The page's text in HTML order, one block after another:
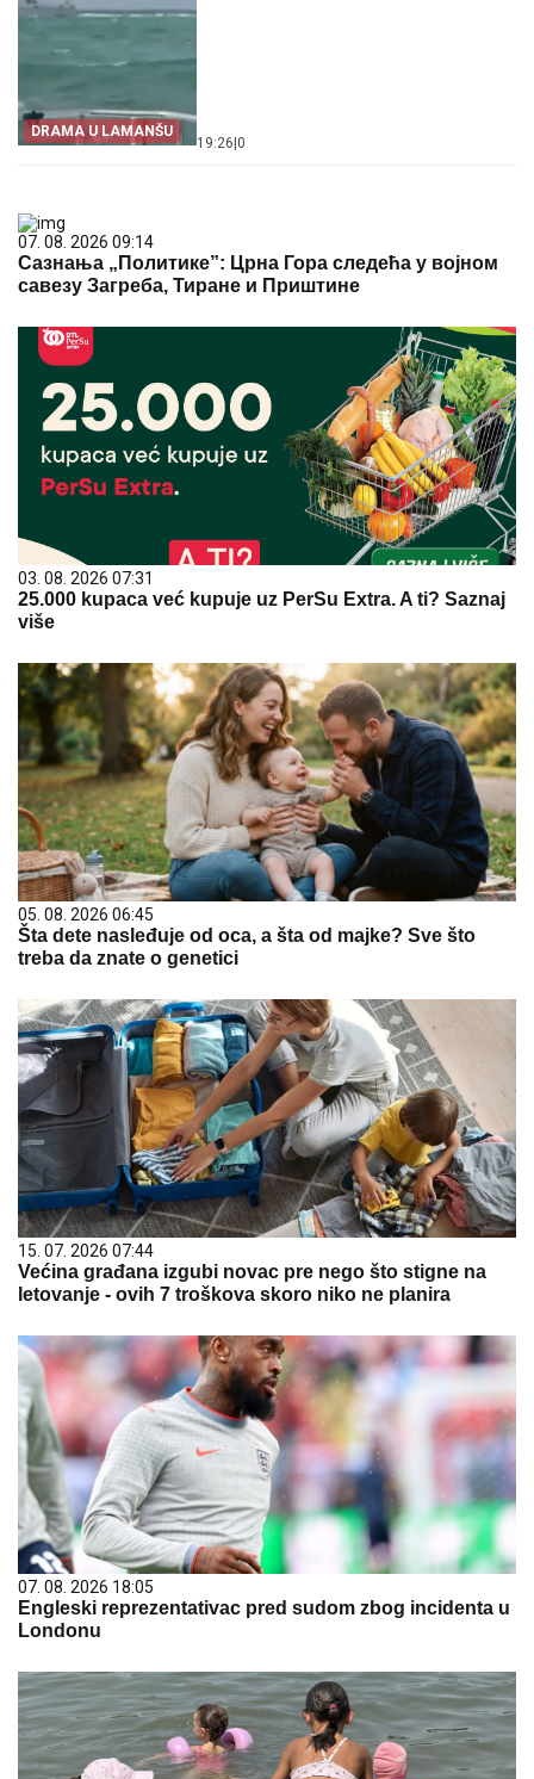
DRAMA U LAMANŠU
19:26 0
07. 08. 2026 09:14
Сазнања „Политике”: Црна Гора следећа у војном
савезу Загреба, Тиране и Приштине
03. 08. 2026 07:31
25.000 kupaca već kupuje uz PerSu Extra. A ti? Saznaj
više
05. 08. 2026 06:45
Šta dete nasleđuje od oca, a šta od majke? Sve što
treba da znate o genetici
15. 07. 2026 07:44
Većina građana izgubi novac pre nego što stigne na
letovanje - ovih 7 troškova skoro niko ne planira
07. 08. 2026 18:05
Engleski reprezentativac pred sudom zbog incidenta u
Londonu